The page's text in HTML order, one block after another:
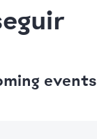
events